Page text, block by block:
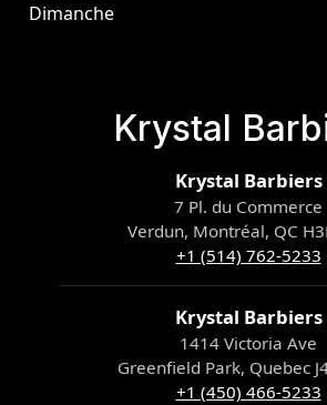
Dimanche
Krystal
Krystal Barbiers
7 Pl. du Commerce
Verdun, Montréal, QC
+1 (514) 762-5233
Krystal Barbiers
1414 Victoria Ave
Greenfield Park, Quebec
+1 (450) 466-5233